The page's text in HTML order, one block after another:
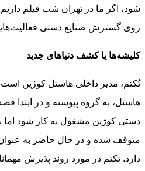
شود، اگر ما در تهران شب فیلم
روی گسترش صنایع دستی
کلیشه‌ها یا کشف دنیاهای جدید
تُکتم، مدیر داخلی هاستل کوژین
هاستل، به گروه پیوسته و در ابتدا
دستی کوژین مشغول به کار شود اما
متوقف شده و در حال حاضر به عنوان
دارد. تکتم در مورد روند پذیرش